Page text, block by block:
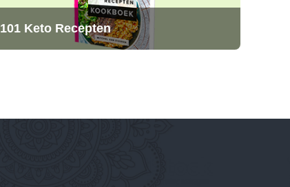
101 Keto Recepten